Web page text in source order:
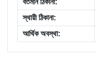
বর্তমান ঠিকানা:
স্থায়ী ঠিকানা:
আর্থিক অবস্থা: